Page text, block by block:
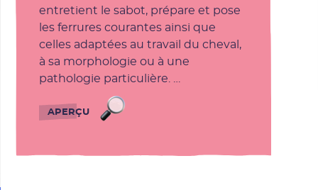
entretient le sabot, prépare et pose
les ferrures courantes ainsi que
celles adaptées au travail du cheval,
à sa morphologie ou à une
pathologie particulière. …
APERÇU Maréchal-ferrant